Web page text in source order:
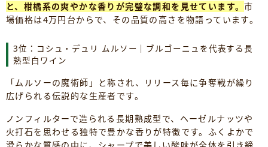
と、柑橘系の爽やかな香りが完璧な調和を見せています。市
場価格は4万円台からで、その品質の高さを物語っています。
3位：コシュ・デュリ ムルソー｜ブルゴーニュを代表する長
熟型白ワイン
「ムルソーの魔術師」と称され、リリース毎に争奪戦が繰り
広げられる伝説的な生産者です。
ノンフィルターで造られる長期熟成型で、ヘーゼルナッツや
火打石を思わせる独特で豊かな香りが特徴です。ふくよかで